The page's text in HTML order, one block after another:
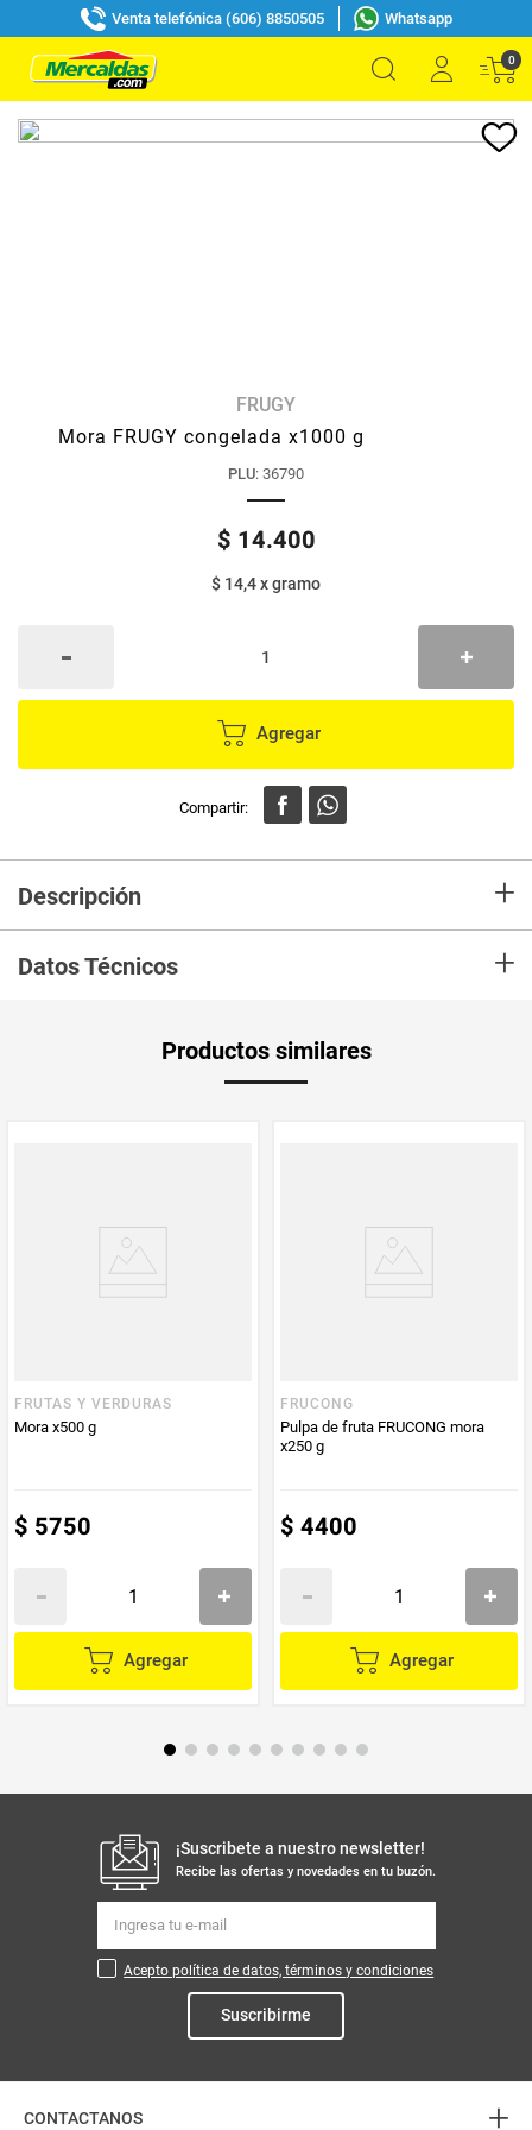
Venta telefónica (606) 8850505 Whatsapp
0
FRUGY
Mora FRUGY congelada x1000 g
PLU: 36790
$ 14.400
$ 14,4xgramo
Agregar
Descripción +
exportando.Con Frugy tendrás una experiencia gastronómica, encontrarás
tips y recetas para que puedas realizar diferentes preparaciones ¡Ideales
Datos Técnicos +
Producto (kg)
Productos similares
FRUTAS Y VERDURAS
Mora x500 g
$ 5750
Agregar
FRUCONG
Pulpa de fruta FRUCONG mora
x250 g
$ 4400
Agregar
¡Suscribete a nuestro newsletter!
Recibe las ofertas y novedades en tu buzón.
Acepto política de datos, términos y condiciones
Suscribirme
CONTACTANOS +